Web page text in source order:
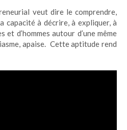
veut dire le comprendre,
capacité à décrire, à expliquer, à
et d’hommes autour d’une même
apaise. Cette aptitude rend